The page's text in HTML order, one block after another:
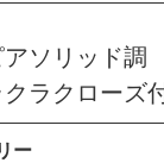
アソリッド
クローズ
ー